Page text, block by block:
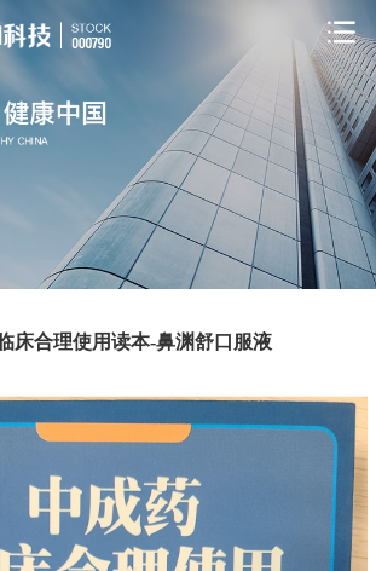
床合理使用读本-鼻渊舒口服液